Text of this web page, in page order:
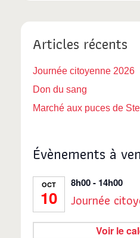
Articles récents
Journée citoyenne 2026
Don du sang
Marché aux puces de
Évènements à
OCT
10
8h00- 14h00
Journée
Voir le